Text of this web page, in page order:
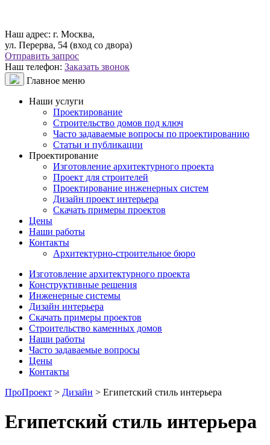
Наш адрес: г. Москва,
ул. Перерва, 54 (вход со двора)
Отправить запрос
Наш телефон: Заказать звонок
Главное меню
Наши услуги
Проектирование
Строительство домов под ключ
Часто задаваемые вопросы по проектированию
Статьи и публикации
Проектирование
Изготовление архитектурного проекта
Проект для строителей
Проектирование инженерных систем
Дизайн проект интерьера
Скачать примеры проектов
Цены
Наши работы
Контакты
Архитектурно-строительное бюро
Изготовление архитектурного проекта
Конструктивные решения
Инженерные системы
Дизайн интерьера
Скачать примеры проектов
Строительство каменных домов
Наши работы
Часто задаваемые вопросы
Цены
Контакты
ПроПроект > Дизайн > Египетский стиль интерьера
Египетский стиль интерьера